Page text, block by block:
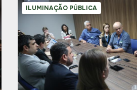
ILUMINAÇÃO PÚBLICA